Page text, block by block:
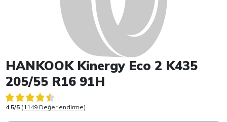
HANKOOK Kinergy Eco 2 K435
205/55 R16 91H
4.5/5 (1149 Değerlendirme)